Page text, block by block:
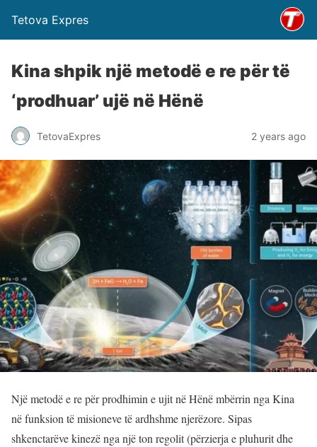
Tetova Expres
Kina shpik një metodë e re për të
‘prodhuar’ ujë në Hënë
TetovaExpres 2 years ago
Një metodë e re për prodhimin e ujit në Hënë mbërrin nga Kina
në funksion të misioneve të ardhshme njerëzore. Sipas
shkenctarëve kinezë nga një ton regolit (përzierja e pluhurit dhe